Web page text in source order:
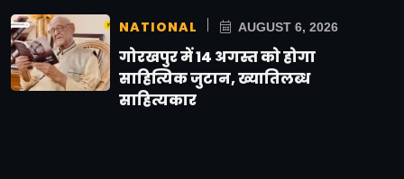
NATIONAL AUGUST 6, 2026
गोरखपुर में 14 अगस्त को होगा
साहित्यिक जुटान, ख्यातिलब्ध
साहित्यकार